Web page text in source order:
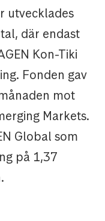
utvecklades
där endast
Kon-Tiki
Fonden gav
mot
Markets.
Global som
på 1,37